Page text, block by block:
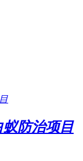
蚁防治项目